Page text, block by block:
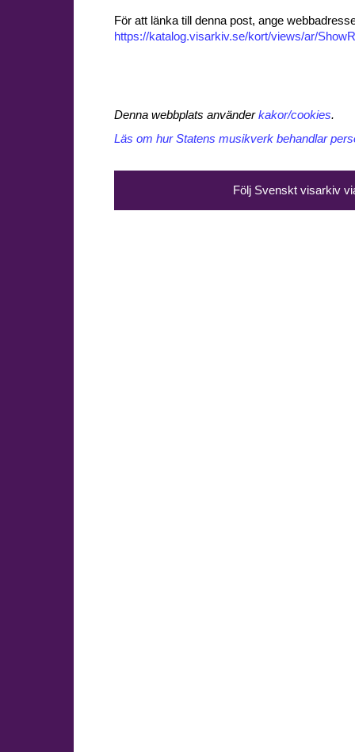
För att länka till denna post, ange
https://katalog.visarkiv.se/kort/views/ar/
Denna webbplats använderkakor/cookies.
Läs om hur Statens musikverk behandlar
Följ Svenskt visarkiv